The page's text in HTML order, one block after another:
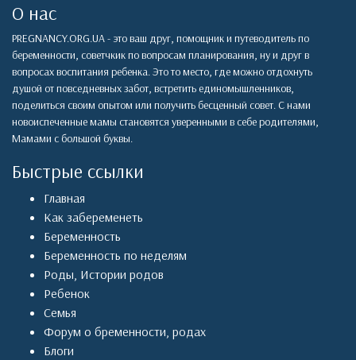
О нас
PREGNANCY.ORG.UA - это ваш друг, помощник и путеводитель по
беременности, советчкик по вопросам планирования, ну и друг в
вопросах воспитания ребенка. Это то место, где можно отдохнуть
душой от повседневных забот, встретить единомышленников,
поделиться своим опытом или получить бесценный совет. С нами
новоиспеченные мамы становятся уверенными в себе родителями,
Мамами с большой буквы.
Быстрые ссылки
Главная
Как забеременеть
Беременность
Беременность по неделям
Роды, Истории родов
Ребенок
Семья
Форум о бременности, родах
Блоги